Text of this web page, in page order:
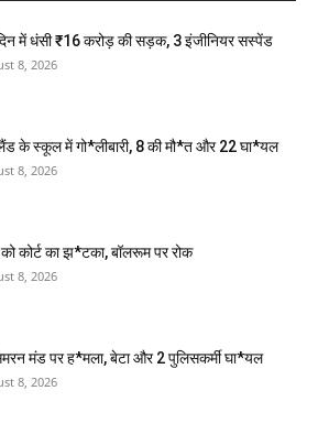
में धंसी ₹16 करोड़ की सड़क, 3 इंजीनियर सस्पेंड
8, 2026
के स्कूल में गो*लीबारी, 8 की मौ*त और 22 घा*यल
8, 2026
कोर्ट का झ*टका, बॉलरूम पर रोक
8, 2026
मंड पर ह*मला, बेटा और 2 पुलिसकर्मी घा*यल
8, 2026